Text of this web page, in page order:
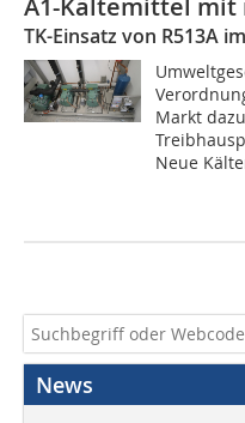
A1-Kältemittel mit
TK-Einsatz von R513A
Markt
Neue
News